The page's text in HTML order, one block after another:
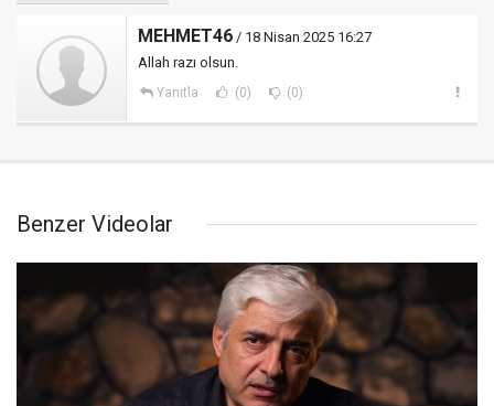
MEHMET46 / 18 Nisan 2025 16:27
Allah razı olsun.
Yanıtla (0) (0)
Benzer Videolar